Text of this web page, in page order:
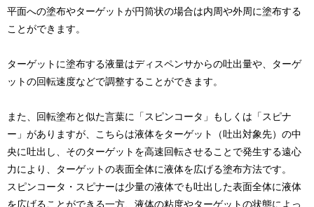
平面への塗布やターゲットが円筒状の場合は内周や外周に塗布する
ことができます。
ターゲットに塗布する液量はディスペンサからの吐出量や、ターゲ
ットの回転速度などで調整することができます。
また、回転塗布と似た言葉に「スピンコータ」もしくは「スピナ
ー」がありますが、こちらは液体をターゲット（吐出対象先）の中
央に吐出し、そのターゲットを高速回転させることで発生する遠心
力により、ターゲットの表面全体に液体を広げる塗布方法です。
スピンコータ・スピナーは少量の液体でも吐出した表面全体に液体
を広げることができる一方、液体の粘度やターゲットの状態によっ